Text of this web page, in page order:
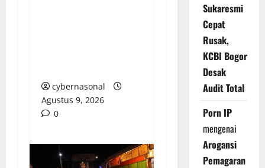
cybernasonal
Agustus 9, 2026
0
Sukaresmi
Cepat
Rusak,
KCBI Bogor
Desak
Audit Total
Porn IP
mengenai
Arogansi
Pemagaran